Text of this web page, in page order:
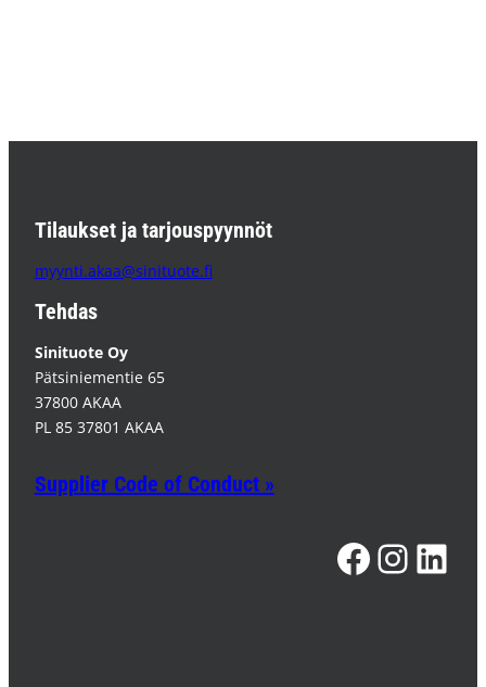
Tilaukset ja tarjouspyynnöt
myynti.akaa@sinituote.fi
Tehdas
Sinituote Oy
Pätsiniementie 65
37800 AKAA
PL 85 37801 AKAA
Supplier Code of Conduct »
Facebook InstagramLinkedIn